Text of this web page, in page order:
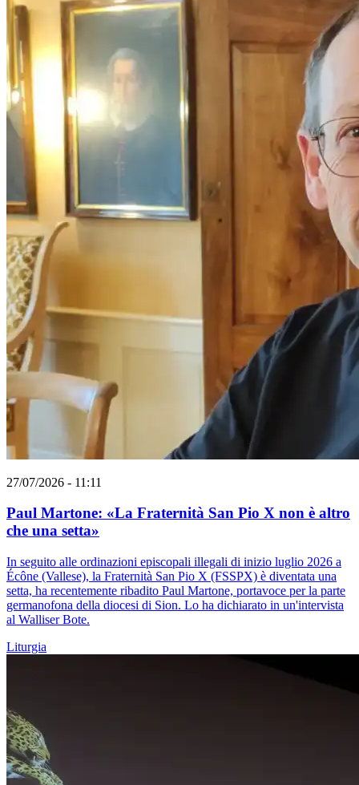
27/07/2026 - 11:11
Paul Martone: «La Fraternità San Pio X non è altro
che una setta»
In seguito alle ordinazioni episcopali illegali di inizio luglio 2026 a
Écône (Vallese), la Fraternità San Pio X (FSSPX) è diventata una
setta, ha recentemente ribadito Paul Martone, portavoce per la parte
germanofona della diocesi di Sion. Lo ha dichiarato in un'intervista
al Walliser Bote.
Liturgia